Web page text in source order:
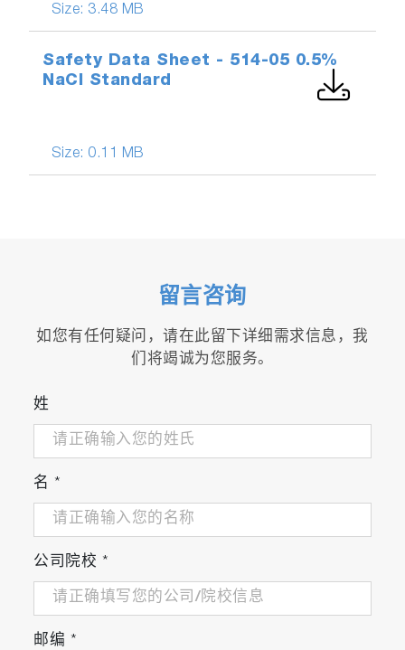
Size: 3.48 MB
Size: 0.11 MB
Safety Data Sheet - 514-05 0.5%
NaCl Standard
留言咨询
如您有任何疑问，请在此留下详细需求信息，我
们将竭诚为您服务。
姓
名 *
公司院校 *
邮编 *